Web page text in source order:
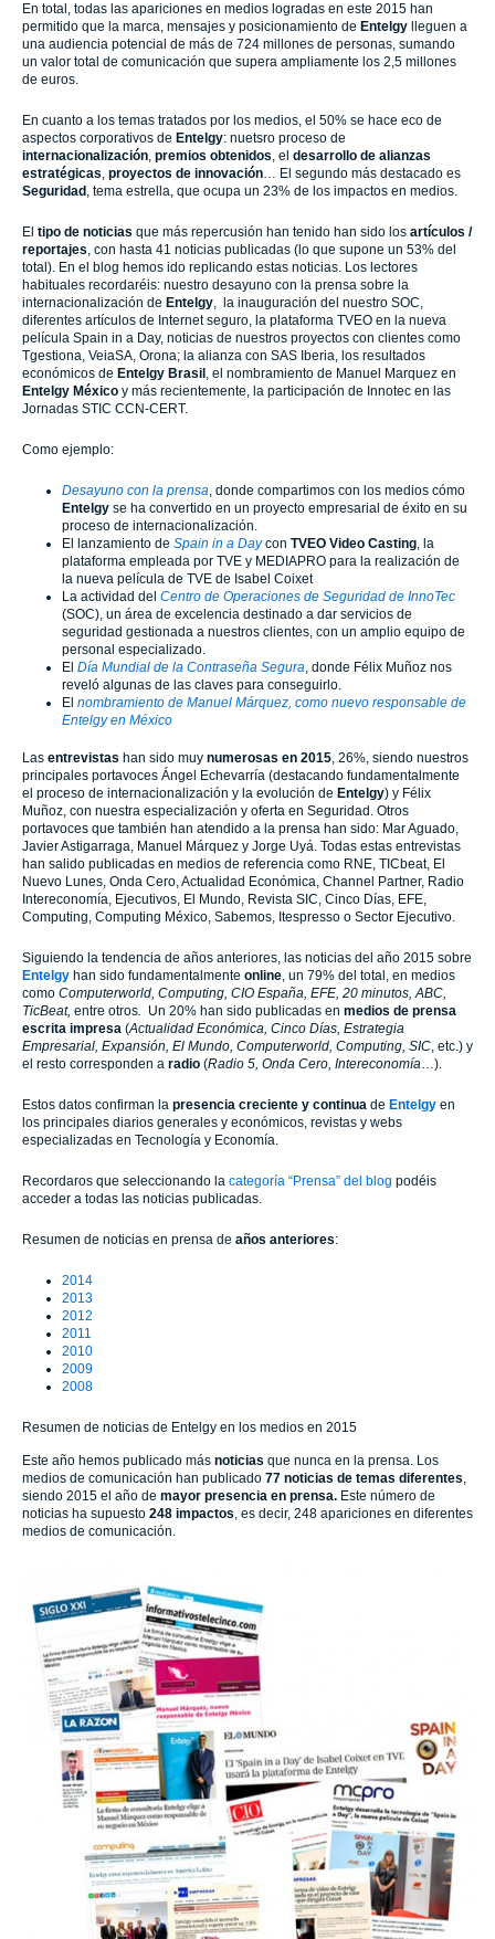
En total, todas las apariciones en medios logradas en este 2015 han
permitido que la marca, mensajes y posicionamiento de Entelgy lleguen a
una audiencia potencial de más de 724 millones de personas, sumando
un valor total de comunicación que supera ampliamente los 2,5 millones
de euros.
En cuanto a los temas tratados por los medios, el 50% se hace eco de
aspectos corporativos de Entelgy: nuetsro proceso de
internacionalización, premios obtenidos, el desarrollo de alianzas
estratégicas, proyectos de innovación… El segundo más destacado es
Seguridad , tema estrella, que ocupa un 23% de los impactos en medios.
El tipo de noticias que más repercusión han tenido han sido los artículos /
reportajes, con hasta 41 noticias publicadas (lo que supone un 53% del
total). En el blog hemos ido replicando estas noticias. Los lectores
habituales recordaréis: nuestro desayuno con la prensa sobre la
internacionalización de Entelgy, la inauguración del nuestro SOC,
diferentes artículos de Internet seguro, la plataforma TVEO en la nueva
película Spain in a Day, noticias de nuestros proyectos con clientes como
Tgestiona, VeiaSA, Orona; la alianza con SAS Iberia, los resultados
económicos de Entelgy Brasil , el nombramiento de Manuel Marquez en
Entelgy México y más recientemente, la participación de Innotec en las
Jornadas STIC CCN-CERT.
Como ejemplo:
Desayuno con la prensa, donde compartimos con los medios cómo
Entelgy se ha convertido en un proyecto empresarial de éxito en su
proceso de internacionalización.
El lanzamiento de Spain in a Daycon TVEO Video Casting, la
plataforma empleada por TVE y MEDIAPRO para la realización de
la nueva película de TVE de Isabel Coixet
La actividad del Centro de Operaciones de Seguridad de InnoTec
(SOC), un área de excelencia destinado a dar servicios de
seguridad gestionada a nuestros clientes, con un amplio equipo de
personal especializado.
El Día Mundial de la Contraseña Segura, donde Félix Muñoz nos
reveló algunas de las claves para conseguirlo.
El nombramiento de Manuel Márquez, como nuevo responsable de
Entelgy en México
Las entrevistas han sido muy numerosas en 2015, 26%, siendo nuestros
principales portavoces Ángel Echevarría (destacando fundamentalmente
el proceso de internacionalización y la evolución de Entelgy) y Félix
Muñoz, con nuestra especialización y oferta en Seguridad. Otros
portavoces que también han atendido a la prensa han sido: Mar Aguado,
Javier Astigarraga, Manuel Márquez y Jorge Uyá. Todas estas entrevistas
han salido publicadas en medios de referencia como RNE, TICbeat, El
Nuevo Lunes, Onda Cero, Actualidad Económica, Channel Partner, Radio
Intereconomía, Ejecutivos, El Mundo, Revista SIC, Cinco Días, EFE,
Computing, Computing México, Sabemos, Itespresso o Sector Ejecutivo.
Siguiendo la tendencia de años anteriores, las noticias del año 2015 sobre
Entelgy han sido fundamentalmente online, un 79% del total, en medios
como Computerworld, Computing, CIO España, EFE, 20 minutos, ABC,
TicBeat, entre otros. Un 20% han sido publicadas en medios de prensa
escrita impresa (Actualidad Económica, Cinco Días, Estrategia
Empresarial, Expansión, El Mundo, Computerworld, Computing, SIC, etc.) y
el resto corresponden a radio (Radio 5, Onda Cero, Intereconomía…).
Estos datos confirman la presencia creciente y continua de Entelgy en
los principales diarios generales y económicos, revistas y webs
especializadas en Tecnología y Economía.
Recordaros que seleccionando la categoría “Prensa” del blog podéis
acceder a todas las noticias publicadas.
Resumen de noticias en prensa de años anteriores:
2014
2013
2012
2011
2010
2009
2008
Resumen de noticias de Entelgy en los medios en 2015
Este año hemos publicado más noticias que nunca en la prensa. Los
medios de comunicación han publicado 77 noticias de temas diferentes
siendo 2015 el año de mayor presencia en prensa. Este número de
noticias ha supuesto 248 impactos , es decir, 248 apariciones en diferentes
medios de comunicación.